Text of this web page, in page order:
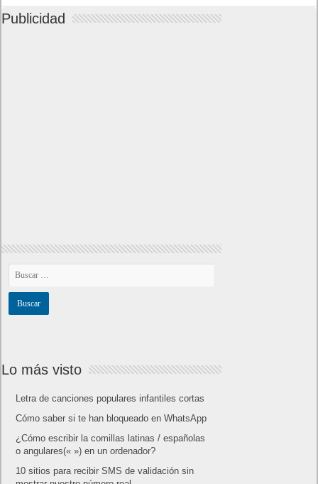
Publicidad
Lo más visto
Letra de canciones populares infantiles cortas
Cómo saber si te han bloqueado en WhatsApp
¿Cómo escribir la comillas latinas / españolas
o angulares(« ») en un ordenador?
10 sitios para recibir SMS de validación sin